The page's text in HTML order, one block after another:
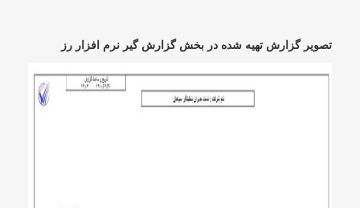
تصویر گزارش تهیه شده در بخش گزارش گیر نرم افزار رز